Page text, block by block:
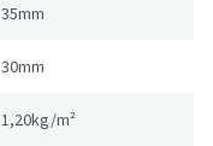
35mm
30mm
1,20kg/m²